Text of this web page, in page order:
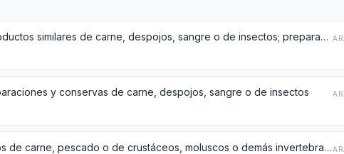
Embutidos y productos similares de carne, despojos, sangre o de insectos; preparaciones alimenticias a base de estos productos
y conservas de carne, despojos, sangre o de insectos
Extractos y jugos de carne, pescado o de crustáceos, moluscos o demás invertebrados acuáticos